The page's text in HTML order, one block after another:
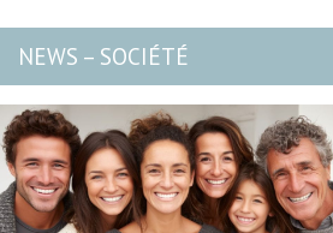
NEWS – SOCIÉTÉ